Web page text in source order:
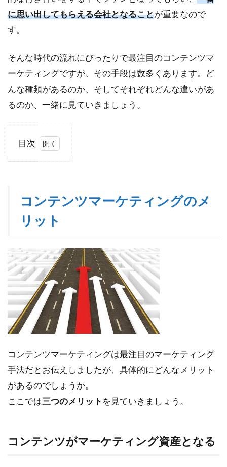
に思い出してもらえる会社となることが重要なので
す。
そんな時代の流れにぴったりで最注目のコンテンツマ
ーケティングですが、その手段は数多くあります。ど
んな種類があるのか、そしてそれぞれどんな違いがあ
るのか、一緒に見ていきましょう。
目次
ン
マ
ー
ィ
ン
グ
の
メ
リ
ッ
1.1
コン
テン
ツが
マー
産と
コンテンツマーケティングのメ
リット
コンテンツマーケティングは最注目のマーケティング
手法だとお伝えしましたが、具体的にどんなメリット
があるのでしょうか。
ここでは三つのメリット を見ていきましょう。
コンテンツがマーケティング資産となる